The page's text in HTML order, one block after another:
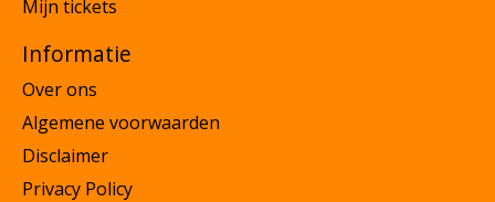
Mijn tickets
Informatie
Over ons
Algemene voorwaarden
Disclaimer
Privacy Policy